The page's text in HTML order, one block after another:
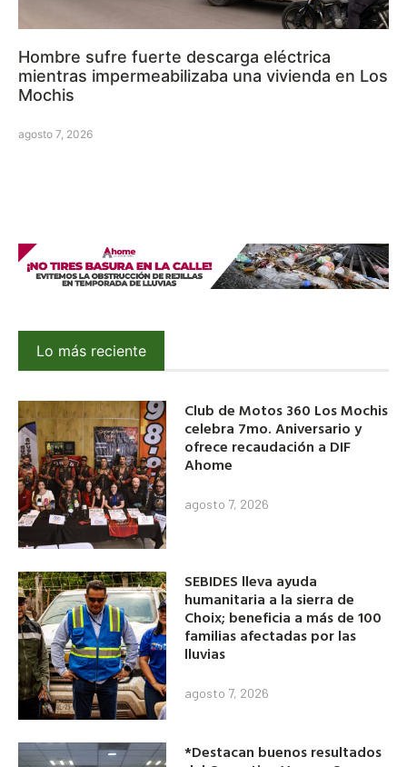
Hombre sufre fuerte descarga eléctrica
mientras impermeabilizaba una vivienda en Los
Mochis
agosto 7, 2026
Lo más reciente
Club de Motos 360 Los Mochis
celebra 7mo. Aniversario y
ofrece recaudación a DIF
Ahome
agosto 7, 2026
SEBIDES lleva ayuda
humanitaria a la sierra de
Choix; beneficia a más de 100
familias afectadas por las
lluvias
agosto 7, 2026
*Destacan buenos resultados